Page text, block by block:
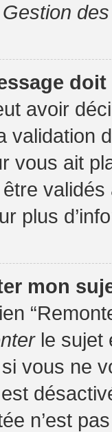
avoir
validation
vous ait
plus
mon
le sujet
vous ne
n’est